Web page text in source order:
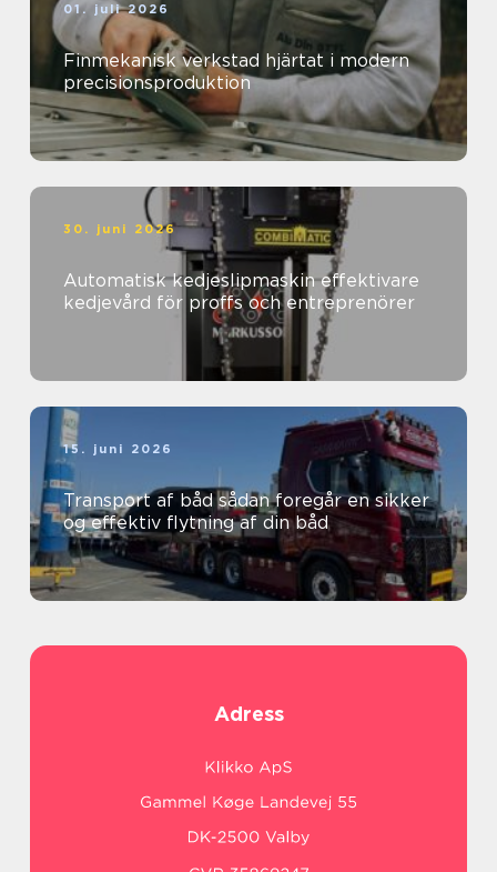
01. juli 2026
Finmekanisk verkstad hjärtat i modern
precisionsproduktion
30. juni 2026
Automatisk kedjeslipmaskin effektivare
kedjevård för proffs och entreprenörer
15. juni 2026
Transport af båd sådan foregår en sikker
og effektiv flytning af din båd
Adress